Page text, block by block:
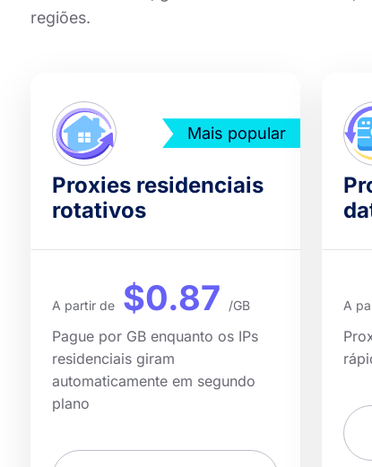
regiões.
Mais popular
Proxies residenciais
rotativos
A partir de $0.87 /GB
Pague por GB enquanto os IPs
residenciais giram
automaticamente em segundo
plano
A